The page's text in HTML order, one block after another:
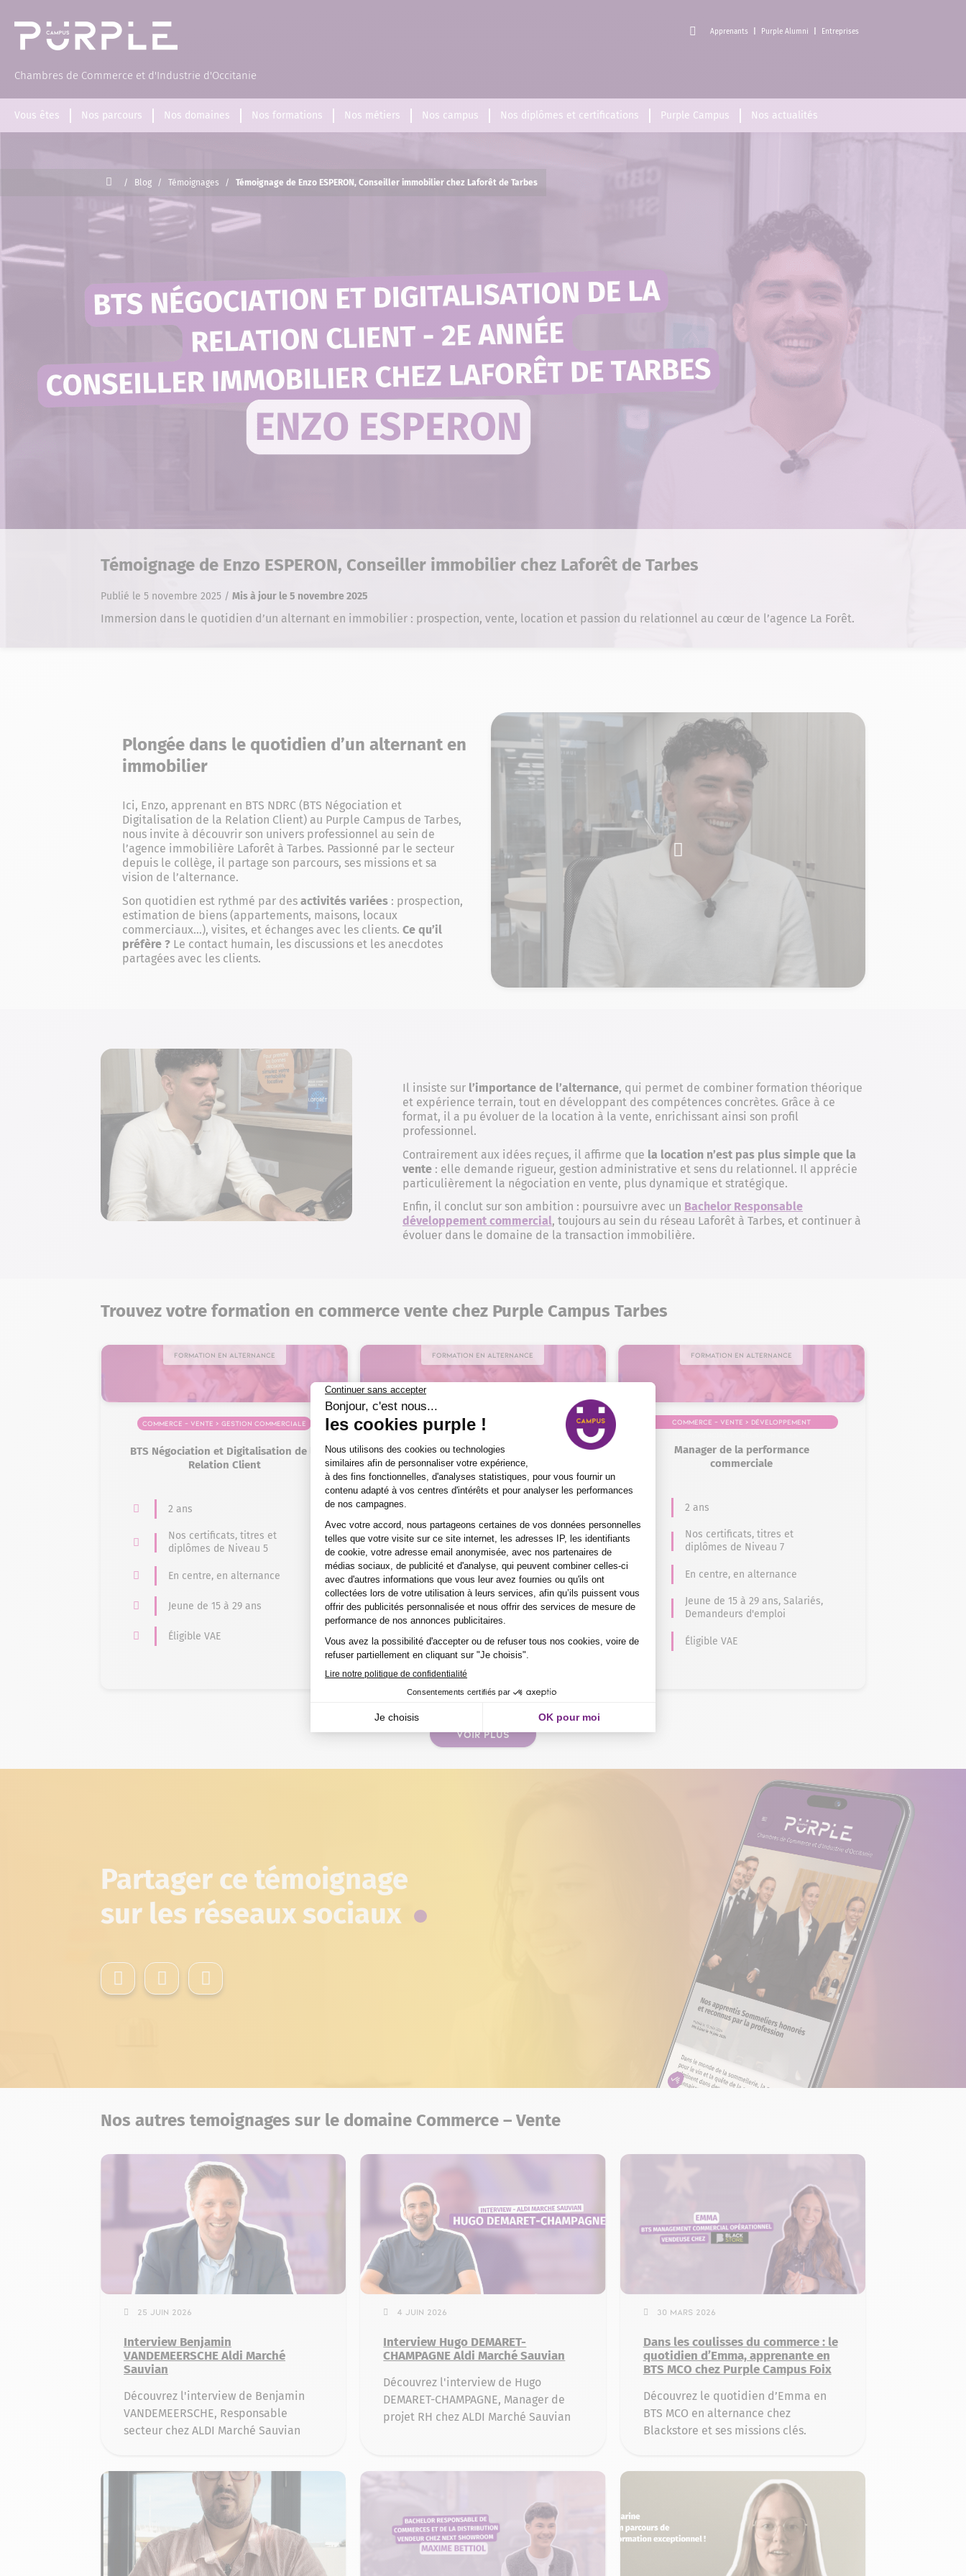
Chambres de Commerce et d'Industrie d'Occitanie
Apprenants Purple Alumni Entreprises
Vous êtes Nos parcours Nos domaines Nos formations Nos métiers Nos campus Nos diplômes et certifications Purple Campus Nos actualités
Accueil
/ Blog / Témoignages / Témoignage de Enzo ESPERON, Conseiller immobilier chez Laforêt de Tarbes
Témoignage de Enzo ESPERON, Conseiller immobilier chez Laforêt de Tarbes
Publié le 5 novembre 2025 / Mis à jour le 5 novembre 2025
Immersion dans le quotidien d’un alternant en immobilier : prospection, vente, location et passion du relationnel au cœur de l’agence La Forêt.
Plongée dans le quotidien d’un alternant en
immobilier
Ici, Enzo, apprenant en BTS NDRC (BTS Négociation et
Digitalisation de la Relation Client) au Purple Campus de Tarbes,
nous invite à découvrir son univers professionnel au sein de
l’agence immobilière Laforêt à Tarbes. Passionné par le secteur
depuis le collège, il partage son parcours, ses missions et sa
vision de l’alternance.
Son quotidien est rythmé par des activités variées : prospection,
estimation de biens (appartements, maisons, locaux
commerciaux…), visites, et échanges avec les clients. Ce qu’il
préfère ? Le contact humain, les discussions et les anecdotes
partagées avec les clients.
Il insiste sur l’importance de l’alternance, qui permet de combiner formation théorique
et expérience terrain, tout en développant des compétences concrètes. Grâce à ce
format, il a pu évoluer de la location à la vente, enrichissant ainsi son profil
professionnel.
Contrairement aux idées reçues, il affirme que la location n’est pas plus simple que la
vente : elle demande rigueur, gestion administrative et sens du relationnel. Il apprécie
particulièrement la négociation en vente, plus dynamique et stratégique.
Enfin, il conclut sur son ambition : poursuivre avec un Bachelor Responsable
développement commercial, toujours au sein du réseau Laforêt à Tarbes, et continuer à
évoluer dans le domaine de la transaction immobilière.
Trouvez votre formation en commerce vente chez Purple Campus Tarbes
Formation en alternance
Commerce – Vente > Gestion commerciale
BTS Négociation et Digitalisation de la
Relation Client
2 ans
Nos certificats, titres et
diplômes de Niveau 5
En centre, en alternance
Jeune de 15 à 29 ans
Éligible VAE
Formation en alternance
Commerce – Vente > Développement
commercial et relation client
Diplôme d’études supérieures en
commerce et gestion – Bachelor EGC
Nos certificats, titres et
diplômes de Niveau 6
En centre, en alternance
Jeune de 15 à 29 ans
Éligible CPF
Formation en alternance
Commerce – Vente > Développement
Manager de la performance
commerciale
2 ans
Nos certificats, titres et
diplômes de Niveau 7
En centre, en alternance
Jeune de 15 à 29 ans, Salariés,
Demandeurs d'emploi
Éligible VAE
PAGE
VOIR PLUS
Partager ce témoignage
sur les réseaux sociaux
Nos autres temoignages sur le domaine Commerce – Vente
25 juin 2026
Interview Benjamin
VANDEMEERSCHE Aldi Marché
Sauvian
Découvrez l'interview de Benjamin
VANDEMEERSCHE, Responsable
secteur chez ALDI Marché Sauvian
4 juin 2026
Interview Hugo DEMARET-
CHAMPAGNE Aldi Marché Sauvian
Découvrez l'interview de Hugo
DEMARET-CHAMPAGNE, Manager de
projet RH chez ALDI Marché Sauvian
30 mars 2026
Dans les coulisses du commerce : le
quotidien d’Emma, apprenante en
BTS MCO chez Purple Campus Foix
Découvrez le quotidien d’Emma en
BTS MCO en alternance chez
Blackstore et ses missions clés.